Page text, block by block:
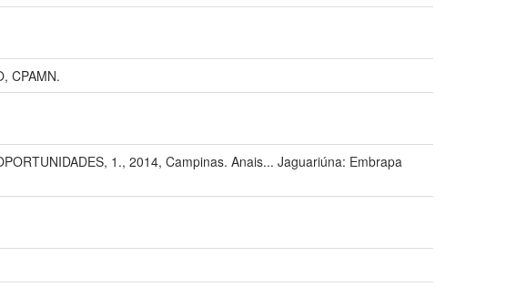
CPAMN.
1., 2014, Campinas. Anais... Jaguariúna: Embrapa